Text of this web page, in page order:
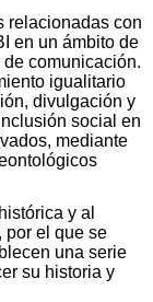
relacionadas con
en un ámbito de
comunicación.
igualitario
divulgación y
social en
mediante
y al
por el que se
una serie
su historia y